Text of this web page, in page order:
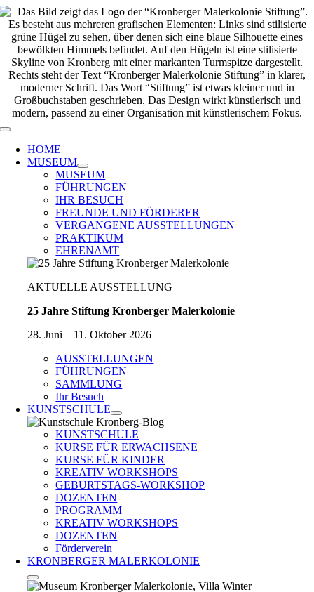
Zum
Inhalt
springen
Toggle
Navigation
HOME
MUSEUM
MUSEUM
FÜHRUNGEN
IHR BESUCH
FREUNDE UND FÖRDERER
VERGANGENE AUSSTELLUNGEN
PRAKTIKUM
EHRENAMT
AKTUELLE AUSSTELLUNG
25 Jahre Stiftung Kronberger Malerkolonie
28. Juni – 11. Oktober 2026
AUSSTELLUNGEN
FÜHRUNGEN
SAMMLUNG
Ihr Besuch
KUNSTSCHULE
KUNSTSCHULE
KURSE FÜR ERWACHSENE
KURSE FÜR KINDER
KREATIV WORKSHOPS
GEBURTSTAGS-WORKSHOP
DOZENTEN
PROGRAMM
KREATIV WORKSHOPS
DOZENTEN
Förderverein
KRONBERGER MALERKOLONIE